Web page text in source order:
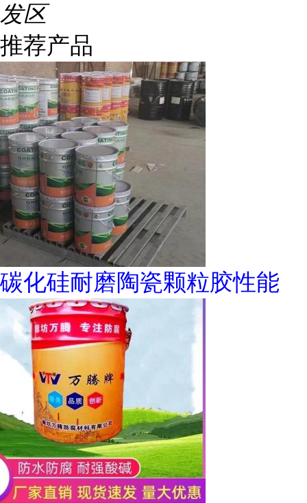
发区
推荐产品
碳化硅耐磨陶瓷颗粒胶性能